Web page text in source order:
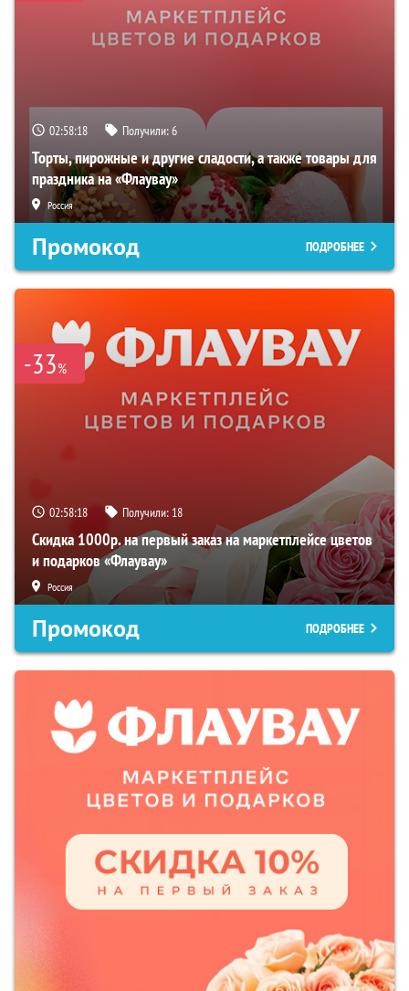
02:58:17 Получили:6
Торты, пирожные и другие сладости, а также товары для
праздника на «Флаувау»
Россия
Промокод ПОДРОБНЕЕ
-33%
02:58:17 Получили: 18
Скидка 1000р. на первый заказ на маркетплейсе цветов
и подарков «Флаувау»
Россия
Промокод ПОДРОБНЕЕ